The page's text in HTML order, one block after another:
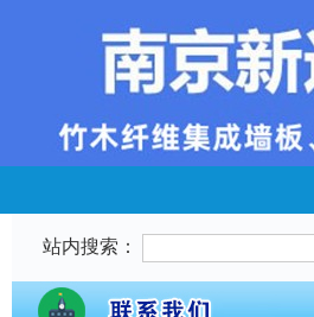
站内搜索：